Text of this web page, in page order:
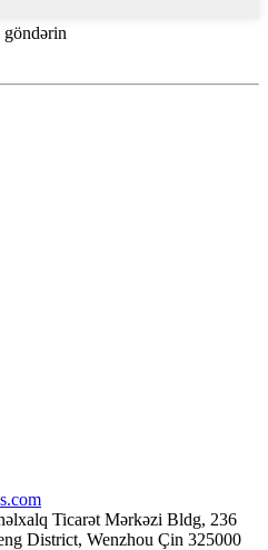
göndərin
Ticarət Mərkəzi Bldg, 236
District, Wenzhou Çin 325000